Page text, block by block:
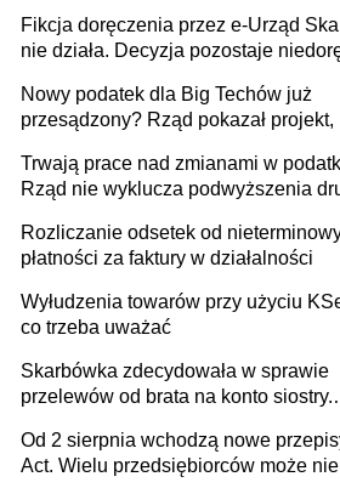
Fikcja doręczenia przez e-Urząd
nie działa. Decyzja pozostaje
Nowy podatek dla Big Techów już
przesądzony? Rząd pokazał projekt,
Trwają prace nad zmianami w
Rząd nie wyklucza podwyższenia
Rozliczanie odsetek od
płatności za faktury w działalności
Wyłudzenia towarów przy użyciu
co trzeba uważać
Skarbówka zdecydowała w sprawie
przelewów od brata na konto siostry.
darowizna, ale podatku jednak nie
Od 2 sierpnia wchodzą nowe
Act. Wielu przedsiębiorców może nie